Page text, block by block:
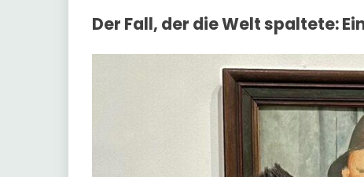
Der Fall, der die Welt spaltete: